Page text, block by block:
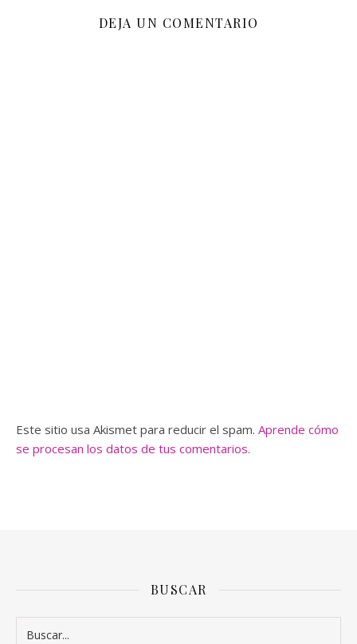
DEJA UN COMENTARIO
Este sitio usa Akismet para reducir el spam. Aprende cómo
se procesan los datos de tus comentarios.
BUSCAR